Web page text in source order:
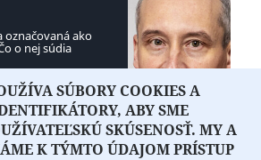
označovaná ako
o nej súdia
29/10/2021 Foto:Tibor Géci
SÚBORY COOKIES A
ABY SME
SKÚSENOSŤ. MY A
K TÝMTO ÚDAJOM PRÍSTUP